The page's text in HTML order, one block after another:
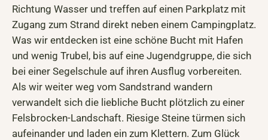
Richtung Wasser und treffen auf einen Parkplatz mit
Zugang zum Strand direkt neben einem Campingplatz.
Was wir entdecken ist eine schöne Bucht mit Hafen
und wenig Trubel, bis auf eine Jugendgruppe, die sich
bei einer Segelschule auf ihren Ausflug vorbereiten.
Als wir weiter weg vom Sandstrand wandern
verwandelt sich die liebliche Bucht plötzlich zu einer
Felsbrocken-Landschaft. Riesige Steine türmen sich
aufeinander und laden ein zum Klettern. Zum Glück